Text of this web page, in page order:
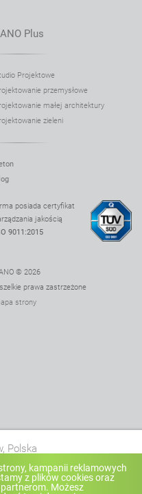
Plus
Projektowe
przemysłowe
małej architektury
zieleni
posiada certyfikat
jakością
9011:2015
© 2026
prawa zastrzeżone
strony
Polska
kampanii reklamowych
z plików cookies oraz
Możesz